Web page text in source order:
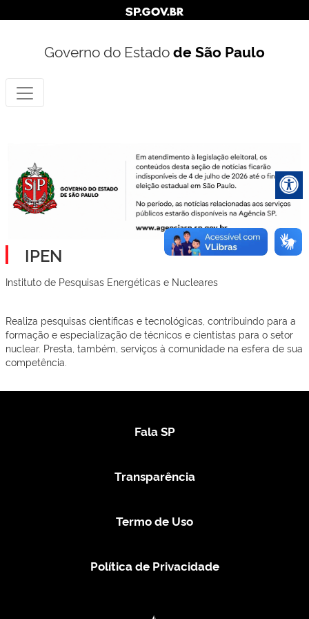
Governo do Estadode São Paulo
IPEN
Instituto de Pesquisas Energéticas e Nucleares
Realiza pesquisas científicas e tecnológicas, contribuindo para a
formação e especialização de técnicos e cientistas para o setor
nuclear. Presta, também, serviços à comunidade na esfera de sua
competência.
Fala SP
Transparência
Termo de Uso
Política de Privacidade